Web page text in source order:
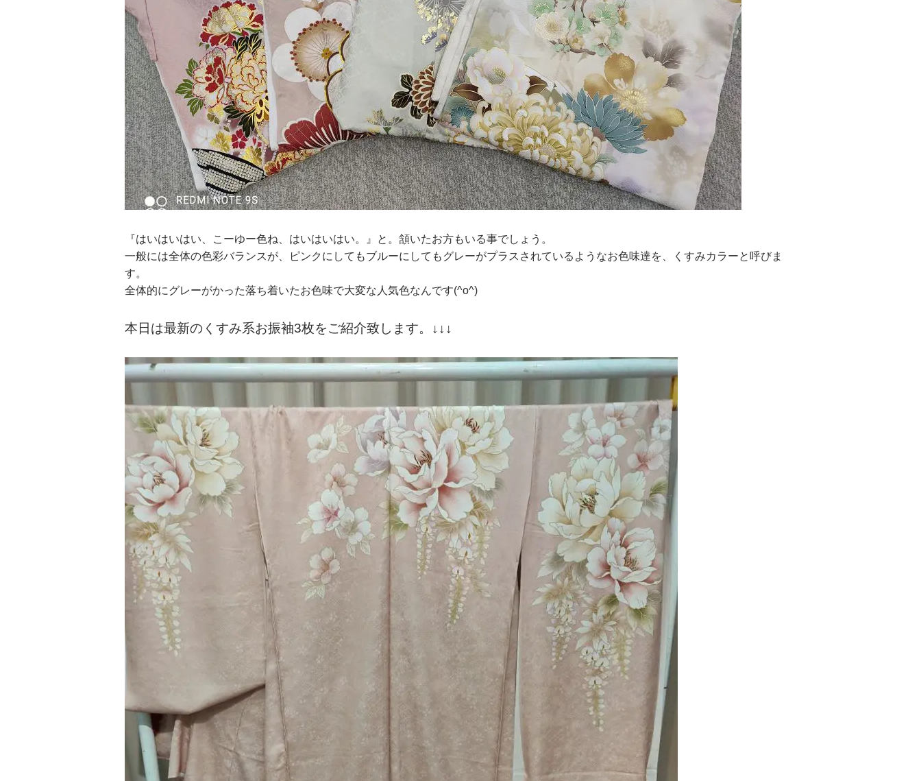
『はいはいはい、こーゆー色ね、はいはいはい。』と。頷いたお方もいる事でしょう。
一般には全体の色彩バランスが、ピンクにしてもブルーにしてもグレーがプラスされているようなお色味達を、くすみカラーと呼びま
す。
全体的にグレーがかった落ち着いたお色味で大変な人気色なんです(^o^)
本日は最新のくすみ系お振袖3枚をご紹介致します。↓↓↓